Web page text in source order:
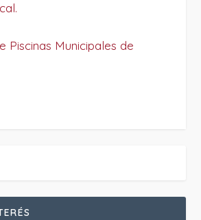
Piscinas Municipales de